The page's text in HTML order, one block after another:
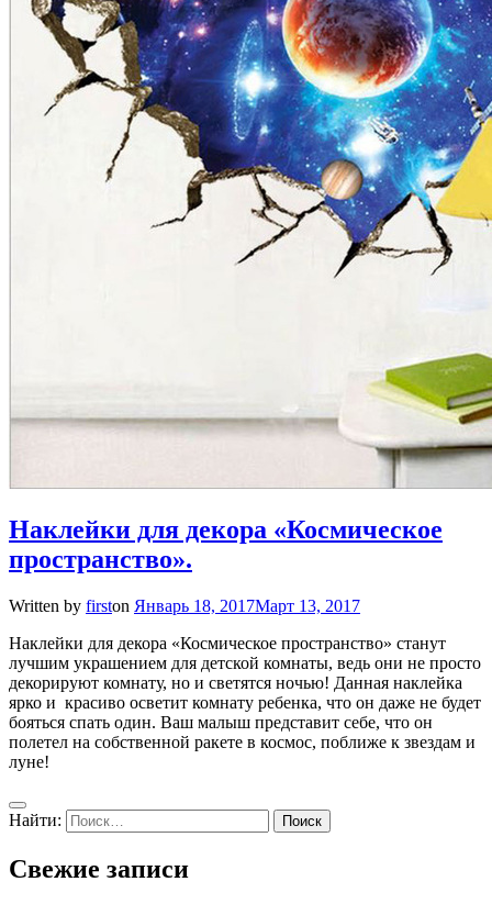
Наклейки для декора «Космическое
пространство».
Written by firston Январь 18, 2017Март 13, 2017
Наклейки для декора «Космическое пространство» станут
лучшим украшением для детской комнаты, ведь они не просто
декорируют комнату, но и светятся ночью! Данная наклейка
ярко и красиво осветит комнату ребенка, что он даже не будет
бояться спать один. Ваш малыш представит себе, что он
полетел на собственной ракете в космос, поближе к звездам и
луне!
Найти:
Свежие записи